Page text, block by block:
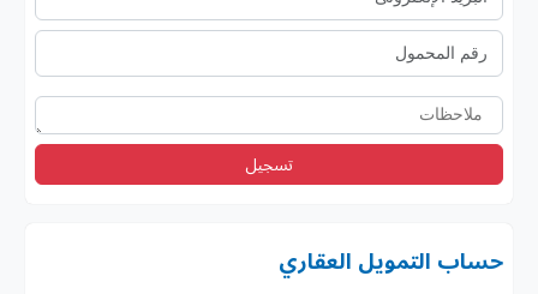
تسجيل
حساب التمويل العقاري